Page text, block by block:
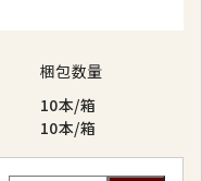
梱包数量
10本/箱
10本/箱